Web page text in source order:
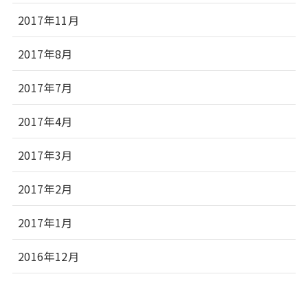
2017年11月
2017年8月
2017年7月
2017年4月
2017年3月
2017年2月
2017年1月
2016年12月